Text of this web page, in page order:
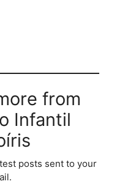
from
Infantil
posts sent to your